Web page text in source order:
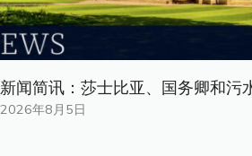
新闻简讯：莎士比亚、国务卿和污
2026年8月5日